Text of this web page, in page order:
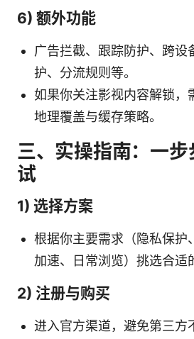
6) 额外功能
广告拦截、跟踪防护、跨设
护、分流规则等。
如果你关注影视内容解锁，
地理覆盖与缓存策略。
三、实操指南：一步
试
1) 选择方案
根据你主要需求（隐私保护
加速、日常浏览）挑选合适
2) 注册与购买
进入官方渠道，避免第三方